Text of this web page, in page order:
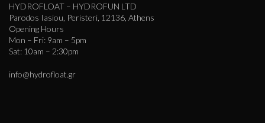
HYDROFLOAT – HYDROFUN LTD
Parodos Iasiou, Peristeri, 12136, Athens
Opening Hours
Mon – Fri: 9am – 5pm
Sat: 10am – 2:30pm
info@hydrofloat.gr